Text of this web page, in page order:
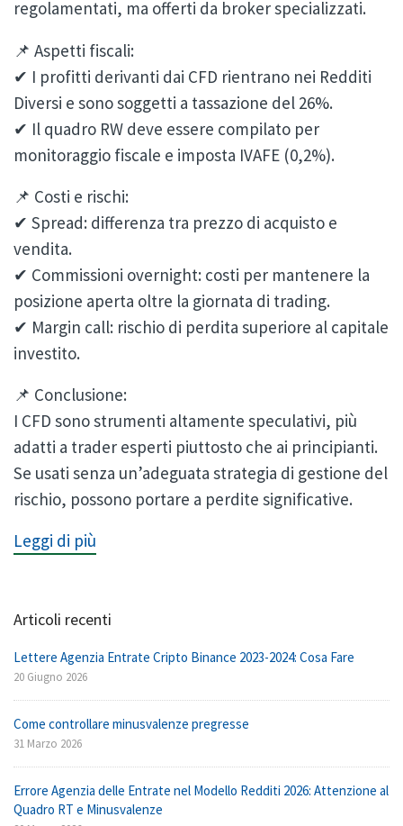
regolamentati, ma offerti da broker specializzati.
📌 Aspetti fiscali:
✔ I profitti derivanti dai CFD rientrano nei Redditi
Diversi e sono soggetti a tassazione del 26%.
✔ Il quadro RW deve essere compilato per
monitoraggio fiscale e imposta IVAFE (0,2%).
📌 Costi e rischi:
✔ Spread: differenza tra prezzo di acquisto e
vendita.
✔ Commissioni overnight: costi per mantenere la
posizione aperta oltre la giornata di trading.
✔ Margin call: rischio di perdita superiore al capitale
investito.
📌 Conclusione:
I CFD sono strumenti altamente speculativi, più
adatti a trader esperti piuttosto che ai principianti.
Se usati senza un’adeguata strategia di gestione del
rischio, possono portare a perdite significative.
Leggi di più
Articoli recenti
Lettere Agenzia Entrate Cripto Binance 2023-2024: Cosa Fare
20 Giugno 2026
Come controllare minusvalenze pregresse
31 Marzo 2026
Errore Agenzia delle Entrate nel Modello Redditi 2026: Attenzione al
Quadro RT e Minusvalenze